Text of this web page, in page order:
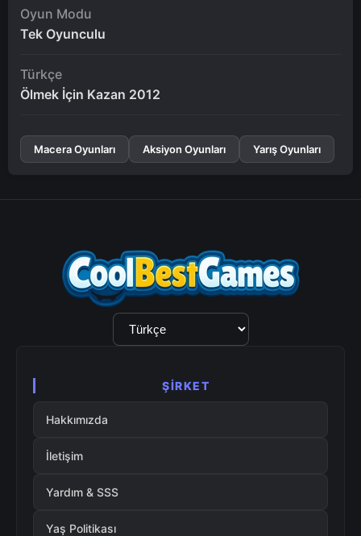
Oyun Modu
Tek Oyunculu
Türkçe
Ölmek İçin Kazan 2012
Macera Oyunları Aksiyon Oyunları Yarış Oyunları
Dil
Seçimi
ŞIRKET
Hakkımızda
İletişim
Yardım & SSS
Yaş Politikası